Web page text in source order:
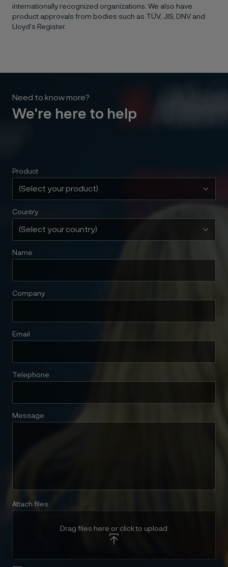
internationally recognized organizations. We also have
product approvals from bodies such as TÜV, JIS, DNV and
Lloyd's Register.
Need to know more?
We're here to help
Product
Country
Name
Company
Email
Telephone
Message
Attach files
Drag files here or click to upload